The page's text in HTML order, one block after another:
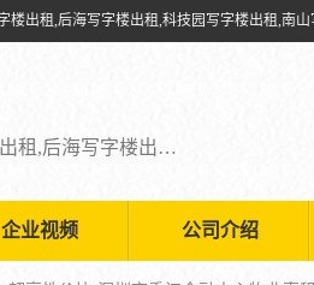
福田写字楼出租,福田中心区写字楼出租,后海写字楼出租,科技园写字楼出租,南山写字楼出租,前海写字楼出租,宝安中心写字楼出租
企业视频 公司介绍